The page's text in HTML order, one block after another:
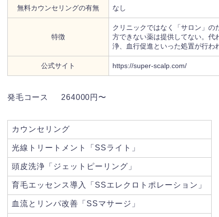
無料カウンセリングの有無 なし
特徴
クリニックではなく「サロン」の
方できない薬は提供してない。代
浄、血行促進といった処置が行わ
公式サイト https://super-scalp.com/
発毛コース 264000円〜
カウンセリング
光線トリートメント「SSライト」
頭皮洗浄「ジェットピーリング」
育毛エッセンス導入「SSエレクロトポレーション」
血流とリンパ改善「SSマサージ」